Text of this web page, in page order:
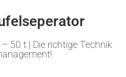
50 t | Die richtige Technik